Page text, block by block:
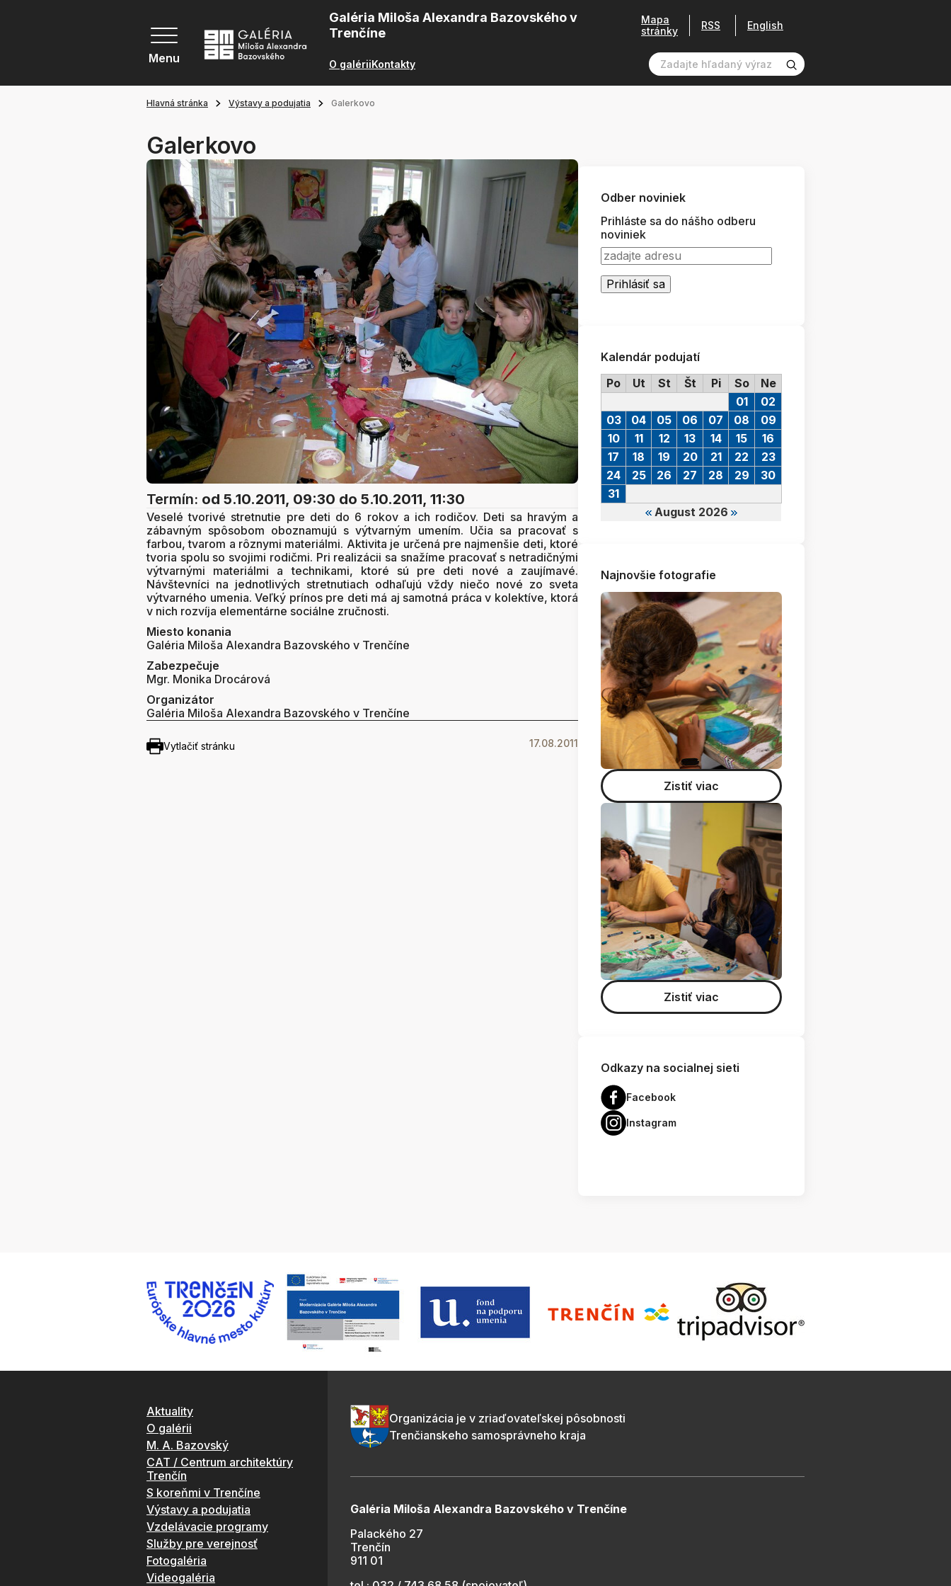
Menu
Galéria Miloša Alexandra Bazovského v
Trenčíne
O galériiKontakty
Mapa
stránky
RSS English
Hlavná stránka Výstavy a podujatia Galerkovo
Galerkovo
Termín: od 5.10.2011, 09:30 do 5.10.2011, 11:30
Veselé tvorivé stretnutie pre deti do 6 rokov a ich rodičov. Deti sa hravým a
zábavným spôsobom oboznamujú s výtvarným umením. Učia sa pracovať s
farbou, tvarom a rôznymi materiálmi. Aktivita je určená pre najmenšie deti, ktoré
tvoria spolu so svojimi rodičmi. Pri realizácii sa snažíme pracovať s netradičnými
výtvarnými materiálmi a technikami, ktoré sú pre deti nové a zaujímavé.
Návštevníci na jednotlivých stretnutiach odhaľujú vždy niečo nové zo sveta
výtvarného umenia. Veľký prínos pre deti má aj samotná práca v kolektíve, ktorá
v nich rozvíja elementárne sociálne zručnosti.
Miesto konania
Galéria Miloša Alexandra Bazovského v Trenčíne
Zabezpečuje
Mgr. Monika Drocárová
Organizátor
Galéria Miloša Alexandra Bazovského v Trenčíne
Vytlačiť stránku 17.08.2011
Odber noviniek
Prihláste sa do nášho odberu
noviniek
Kalendár podujatí
Po
Ut St Št Pi So Ne
August 2026
01
02
03
04 05 06 07 08
09
10
11 12 13 14 15
16
17
18 19 20 21 22
23
24
25 26 27 28 29
30
31
Najnovšie fotografie
Zistiť viac
Zistiť viac
Odkazy na socialnej sieti
Facebook
Instagram
Aktuality
O galérii
M. A. Bazovský
CAT / Centrum architektúry
Trenčín
S koreňmi v Trenčíne
Výstavy a podujatia
Vzdelávacie programy
Služby pre verejnosť
Fotogaléria
Videogaléria
Organizácia je v zriaďovateľskej pôsobnosti
Trenčianskeho samosprávneho kraja
Galéria Miloša Alexandra Bazovského v Trenčíne
Palackého 27
Trenčín
911 01